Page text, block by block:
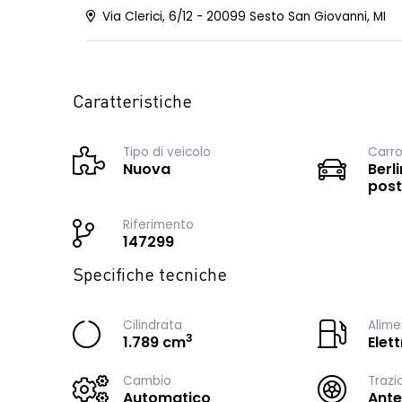
Via Clerici, 6/12 - 20099 Sesto San Giovanni, MI
Caratteristiche
Tipo di veicolo
Nuova
Riferimento
147299
Specifiche tecniche
Cilindrata
1.789 cm3
Cambio